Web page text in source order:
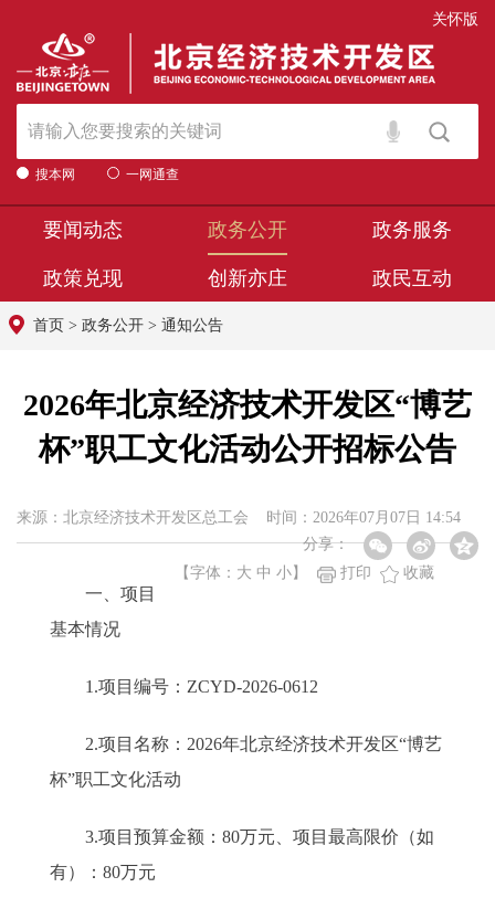
关怀版
搜本网 一网通查
要闻动态 政务公开 政务服务
政策兑现 创新亦庄 政民互动
首页 > 政务公开 > 通知公告
2026年北京经济技术开发区“博艺
杯”职工文化活动公开招标公告
来源：北京经济技术开发区总工会 时间：2026年07月07日 14:54
分享：
【字体： 大 中 小 】 打印 收藏
一、项目
基本情况
1.项目编号：ZCYD-2026-0612
2.项目名称：2026年北京经济技术开发区“博艺
杯”职工文化活动
3.项目预算金额：80万元、项目最高限价（如
有）：80万元